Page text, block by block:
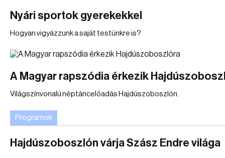
Nyári sportok gyerekekkel
Hogyan vigyázzunk a saját testünkre is?
A Magyar rapszódia érkezik
Világszínvonalú néptáncelőadás Hajdúszoboszlón.
Programok
Hajdúszoboszlón várja Szász Endre világa